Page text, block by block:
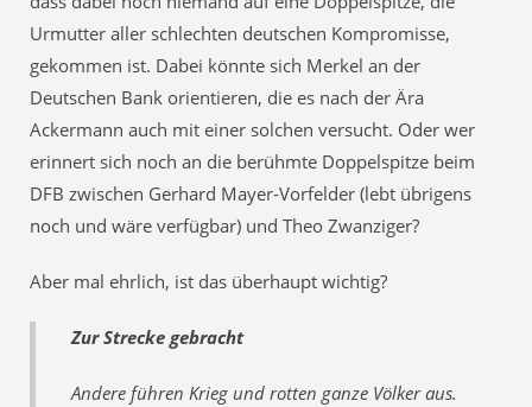
Urmutter aller schlechten deutschen Kompromisse,
gekommen ist. Dabei könnte sich Merkel an der
Deutschen Bank orientieren, die es nach der Ära
Ackermann auch mit einer solchen versucht. Oder wer
erinnert sich noch an die berühmte Doppelspitze beim
DFB zwischen Gerhard Mayer-Vorfelder (lebt übrigens
noch und wäre verfügbar) und Theo Zwanziger?
Aber mal ehrlich, ist das überhaupt wichtig?
Zur Strecke gebracht
Andere führen Krieg und rotten ganze Völker aus.